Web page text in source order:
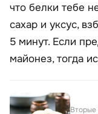
что белки тебе
сахар и уксус,
5 минут. Если
майонез, тогда